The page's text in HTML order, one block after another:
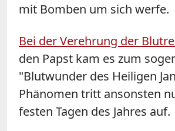
mit Bomben um sich werfe.
Bei der Verehrung der
den Papst kam es zum
"Blutwunder des Heiligen
Phänomen tritt ansonsten
festen Tagen des Jahres auf.